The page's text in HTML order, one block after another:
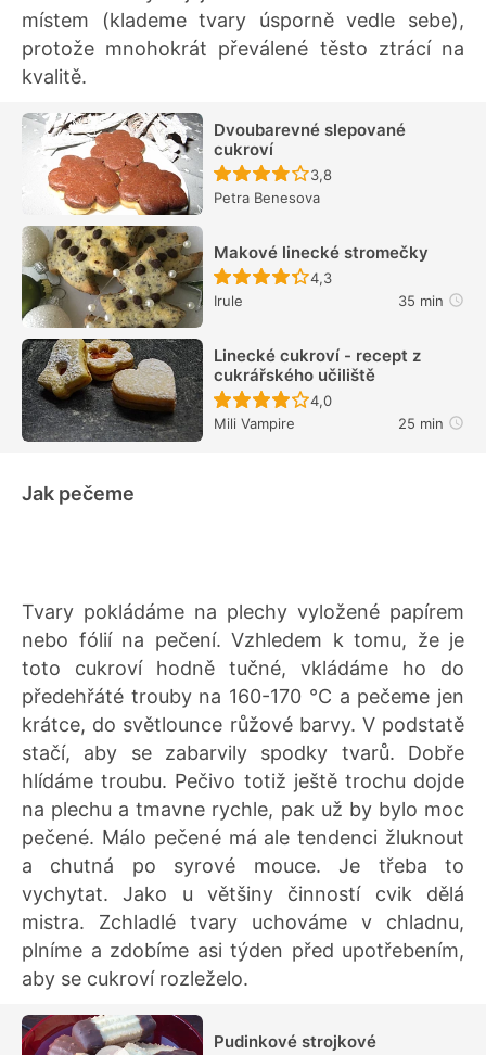
místem (klademe tvary úsporně vedle sebe),
protože mnohokrát převálené těsto ztrácí na
kvalitě.
Dvoubarevné slepované
cukroví
Recept ještě nebyl
3,8
Petra Benesova
Makové linecké stromečky
Recept ještě nebyl
4,3
Irule
35 min
Linecké cukroví - recept z
cukrářského učiliště
Recept ještě nebyl
4,0
Mili Vampire
25 min
Jak pečeme
Tvary pokládáme na plechy vyložené papírem
nebo fólií na pečení. Vzhledem k tomu, že je
toto cukroví hodně tučné, vkládáme ho do
předehřáté trouby na 160-170 °C a pečeme jen
krátce, do světlounce růžové barvy. V podstatě
stačí, aby se zabarvily spodky tvarů. Dobře
hlídáme troubu. Pečivo totiž ještě trochu dojde
na plechu a tmavne rychle, pak už by bylo moc
pečené. Málo pečené má ale tendenci žluknout
a chutná po syrové mouce. Je třeba to
vychytat. Jako u většiny činností cvik dělá
mistra. Zchladlé tvary uchováme v chladnu,
plníme a zdobíme asi týden před upotřebením,
aby se cukroví rozleželo.
Pudinkové strojkové